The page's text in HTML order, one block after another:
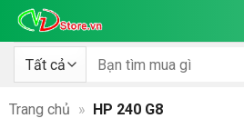
qua
dung
Tìm
kiếm:
Trang chủ » HP 240 G8